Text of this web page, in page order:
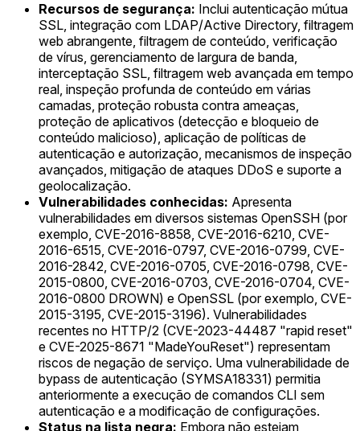
Recursos de segurança: Inclui autenticação mútua
SSL, integração com LDAP/Active Directory, filtragem
web abrangente, filtragem de conteúdo, verificação
de vírus, gerenciamento de largura de banda,
interceptação SSL, filtragem web avançada em tempo
real, inspeção profunda de conteúdo em várias
camadas, proteção robusta contra ameaças,
proteção de aplicativos (detecção e bloqueio de
conteúdo malicioso), aplicação de políticas de
autenticação e autorização, mecanismos de inspeção
avançados, mitigação de ataques DDoS e suporte a
geolocalização.
Vulnerabilidades conhecidas: Apresenta
vulnerabilidades em diversos sistemas OpenSSH (por
exemplo, CVE-2016-8858, CVE-2016-6210, CVE-
2016-6515, CVE-2016-0797, CVE-2016-0799, CVE-
2016-2842, CVE-2016-0705, CVE-2016-0798, CVE-
2015-0800, CVE-2016-0703, CVE-2016-0704, CVE-
2016-0800 DROWN) e OpenSSL (por exemplo, CVE-
2015-3195, CVE-2015-3196). Vulnerabilidades
recentes no HTTP/2 (CVE-2023-44487 "rapid reset"
e CVE-2025-8671 "MadeYouReset") representam
riscos de negação de serviço. Uma vulnerabilidade de
bypass de autenticação (SYMSA18331) permitia
anteriormente a execução de comandos CLI sem
autenticação e a modificação de configurações.
Status na lista negra: Embora não estejam